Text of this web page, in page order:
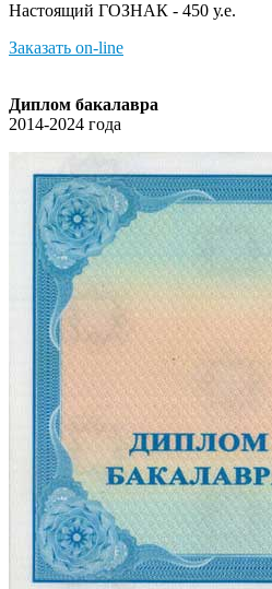
Настоящий ГОЗНАК - 450 у.е.
Заказать on-line
Диплом бакалавра
2014-2024 года